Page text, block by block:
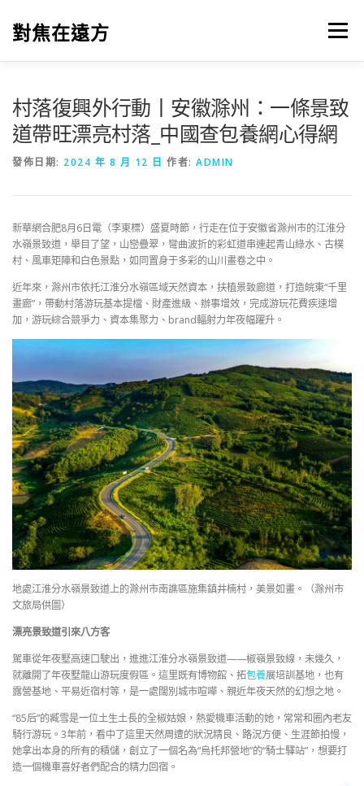
對焦在遠方 選單
村落復興外行動丨安徽滁州：一條景致
道帶旺漂亮村落_中國查包養網心得網
發佈日期: 2024 年 8 月 12 日 作者: ADMIN
新華網合肥8月6日電（李東標）盛夏時節，行走在位于安徽省滁州市的江淮分
水嶺景致道，舉目了望，山巒疊翠，彎曲波折的彩虹道串連起青山綠水、古樸
村、風車矩陣和白色景點，如同置身于多彩的山川畫卷之中。
近年來，滁州市依托江淮分水嶺區域天然資本，扶植景致廊道，打造皖東“千里
畫廊”，帶動村落游玩基本提檔、財產進級、辦事增效，完成游玩花費疾速增
加，游玩綜合競爭力、資本集聚力、brand輻射力年夜幅躍升。
地處江淮分水嶺景致道上的滁州市南譙區施集鎮井楠村，美景如畫。（滁州市
文旅局供圖）
漂亮景致道引來八方客
駕車從年夜墅高速口駛出，進進江淮分水嶺景致道——椒嶺景致線，未幾久，
就離開了年夜墅龍山游玩度假區。這里既有博物館、拓包養展培訓基地，也有
露營基地、平易近宿村等，是一處闊別城市喧嘩、親近年夜天然的幻想之地。
“85后”的臧雪是一位土生土長的全椒姑娘，熱愛機車活動的她，常常和圈內老友
騎行游玩。3年前，看中了這里天然周遭的狀況精良、路況方便、生涯節拍慢，
她拿出本身的所有的積儲，創立了一個名為“烏托邦營地”的“騎士驛站”，想要打
造一個機車喜好者們配合的精力回宿。